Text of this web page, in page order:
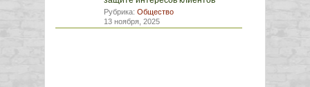
Рубрика: Общество
13 ноября, 2025